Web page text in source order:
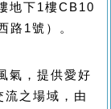
地下1樓CB10
路 1號）
。
氣，提供愛好
之場域， 由